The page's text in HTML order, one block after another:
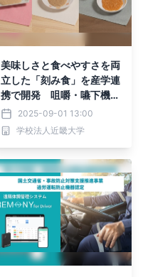
美味しさと食べやすさを両
立した「刻み食」を産学連
携で開発 咀嚼・嚥下機能
が低下した方にも食べる喜
びを
2025-09-01 13:00
学校法人近畿大学